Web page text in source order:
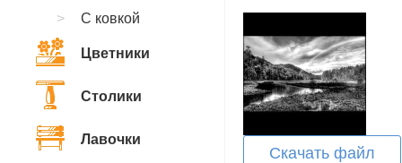
Скачать файл
С ковкой
Цветники
Столики
Лавочки